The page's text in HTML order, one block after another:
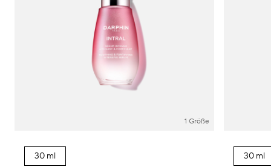
1 Größe
30 ml 30 ml